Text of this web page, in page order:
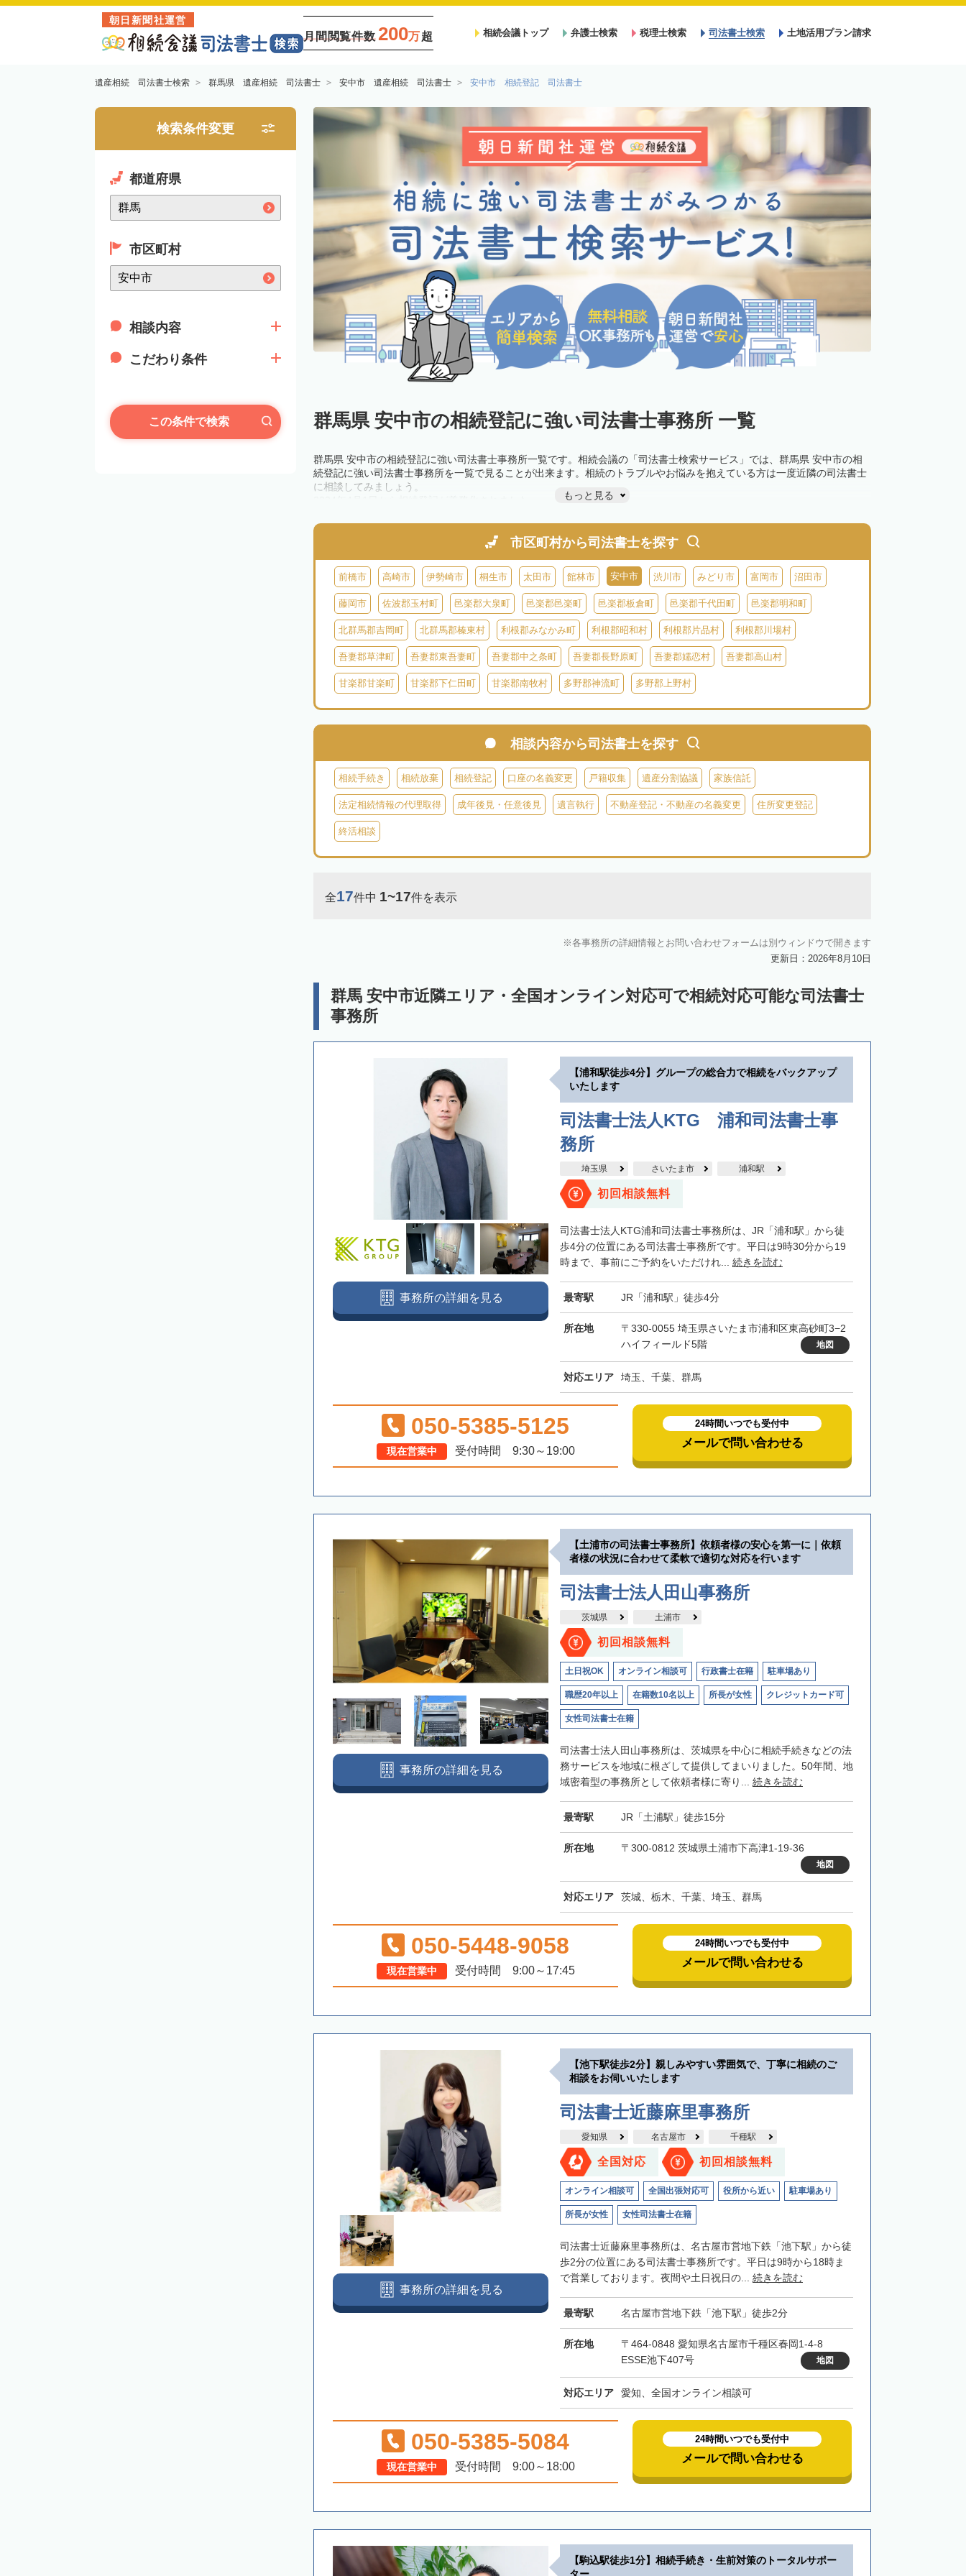
朝日新聞社運営
月間閲覧件数 200万超 相続会議トップ 弁護士検索 税理士検索 司法書士検索 土地活用プラン請求
遺産相続 司法書士検索 群馬県 遺産相続 司法書士 安中市 遺産相続 司法書士 安中市 相続登記 司法書士
検索条件変更
都道府県
市区町村
相談内容
こだわり条件
この条件で検索 群馬県 安中市の相続登記に強い司法書士事務所 一覧
群馬県 安中市の相続登記に強い司法書士事務所一覧です。相続会議の「司法書士検索サービス」では、群馬県 安中市の相
続登記に強い司法書士事務所を一覧で見ることが出来ます。相続のトラブルやお悩みを抱えている方は一度近隣の司法書士
に相談してみましょう。
きが必要です。義務化前の相続も対象となるため注意しましょう。
相続登記は法律で定められており、司法書士に依頼すれば手間を省けます。その他の相続手続きも任せることが可能です。
制度の活用を検討しましょう。司法書士への相談も可能です。
もっと見る
市区町村から司法書士を探す
前橋市 高崎市 伊勢崎市 桐生市 太田市 館林市 安中市 渋川市 みどり市 富岡市 沼田市
藤岡市 佐波郡玉村町 邑楽郡大泉町 邑楽郡邑楽町 邑楽郡板倉町 邑楽郡千代田町 邑楽郡明和町
北群馬郡吉岡町 北群馬郡榛東村 利根郡みなかみ町 利根郡昭和村 利根郡片品村 利根郡川場村
吾妻郡草津町 吾妻郡東吾妻町 吾妻郡中之条町 吾妻郡長野原町 吾妻郡嬬恋村 吾妻郡高山村
甘楽郡甘楽町 甘楽郡下仁田町 甘楽郡南牧村 多野郡神流町 多野郡上野村
相談内容から司法書士を探す
相続手続き 相続放棄 相続登記 口座の名義変更 戸籍収集 遺産分割協議 家族信託
法定相続情報の代理取得 成年後見・任意後見 遺言執行 不動産登記・不動産の名義変更 住所変更登記
終活相談
全17件中 1~17件を表示
各事務所の詳細情報とお問い合わせフォームは別ウィンドウで開きます
更新日：2026年8月10日
群馬 安中市近隣エリア・全国オンライン対応可で相続対応可能な司法書士
事務所
【浦和駅徒歩4分】グループの総合力で相続をバックアップ
いたします
司法書士法人KTG 浦和司法書士事
務所
埼玉県 さいたま市 浦和駅
初回相談無料
司法書士法人KTG浦和司法書士事務所は、JR「浦和駅」から徒
歩4分の位置にある司法書士事務所です。平日は9時30分から19
時まで、事前にご予約をいただけれ... 続きを読む
最寄駅 JR「浦和駅」徒歩4分
所在地
〒330-0055 埼玉県さいたま市浦和区東高砂町3−2
ハイフィールド5階
地図
対応エリア 埼玉、千葉、群馬
事務所の詳細を見る
050-5385-5125
現在営業中 受付時間 9:30～19:00
24時間いつでも受付中
メールで問い合わせる
【土浦市の司法書士事務所】依頼者様の安心を第一に｜依頼
者様の状況に合わせて柔軟で適切な対応を行います
司法書士法人田山事務所
茨城県 土浦市
初回相談無料
土日祝OK オンライン相談可 行政書士在籍 駐車場あり
職歴20年以上 在籍数10名以上 所長が女性 クレジットカード可
女性司法書士在籍
司法書士法人田山事務所は、茨城県を中心に相続手続きなどの法
務サービスを地域に根ざして提供してまいりました。50年間、地
域密着型の事務所として依頼者様に寄り... 続きを読む
最寄駅 JR「土浦駅」徒歩15分
所在地 〒300-0812 茨城県土浦市下高津1-19-36
地図
対応エリア 茨城、栃木、千葉、埼玉、群馬
事務所の詳細を見る
050-5448-9058
現在営業中 受付時間 9:00～17:45
24時間いつでも受付中
メールで問い合わせる
【池下駅徒歩2分】親しみやすい雰囲気で、丁寧に相続のご
相談をお伺いいたします
司法書士近藤麻里事務所
愛知県 名古屋市 千種駅
全国対応 初回相談無料
オンライン相談可 全国出張対応可 役所から近い 駐車場あり
所長が女性 女性司法書士在籍
司法書士近藤麻里事務所は、名古屋市営地下鉄「池下駅」から徒
歩2分の位置にある司法書士事務所です。平日は9時から18時ま
で営業しております。夜間や土日祝日の... 続きを読む
最寄駅 名古屋市営地下鉄「池下駅」徒歩2分
所在地
〒464-0848 愛知県名古屋市千種区春岡1-4-8
ESSE池下407号
地図
対応エリア 愛知、全国オンライン相談可
事務所の詳細を見る
050-5385-5084
現在営業中 受付時間 9:00～18:00
24時間いつでも受付中
メールで問い合わせる
【駒込駅徒歩1分】相続手続き・生前対策のトータルサポー